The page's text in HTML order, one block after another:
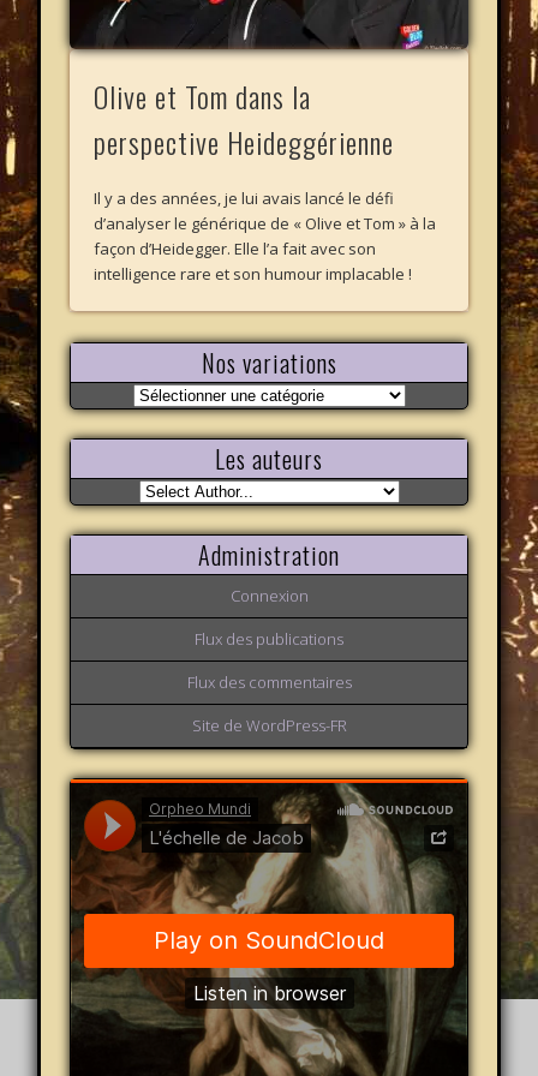
Olive et Tom dans la
perspective Heideggérienne
Il y a des années, je lui avais lancé le défi
d’analyser le générique de « Olive et Tom » à la
façon d’Heidegger. Elle l’a fait avec son
intelligence rare et son humour implacable !
Nos variations
Nos
variations
Les auteurs
Administration
Connexion
Flux des publications
Flux des commentaires
Site de WordPress-FR